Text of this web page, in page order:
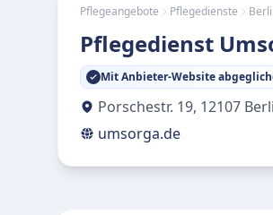
Pflegeangebote Pflegedienste
Pflegedienst
Mit Anbieter-Website
Porschestr. 19, 12107
umsorga.de